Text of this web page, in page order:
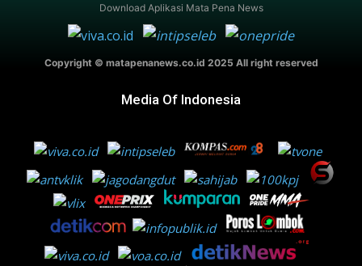
Download Aplikasi Mata Pena News
Copyright © matapenanews.co.id 2025 All right reserved
Media Of Indonesia